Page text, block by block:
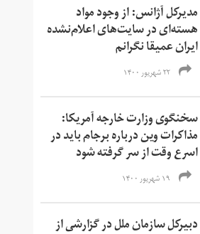
مدیرکل آژانس: از وجود مواد
هسته‌ای در سایت‌های اعلام‌نشده
ایران عمیقا نگرانم
۲۲ شهریور ۱۴۰۰
سخنگوی وزارت خارجه آمریکا:
مذاکرات وین درباره برجام باید در
اسرع وقت از سر گرفته شود
۱۹ شهریور ۱۴۰۰
دبیرکل سازمان ملل در گزارشی از